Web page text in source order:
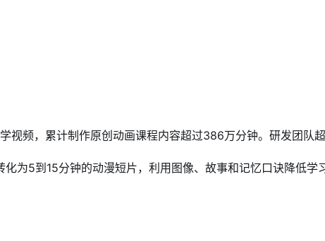
频，累计制作原创动画课程内容超过386万分钟。研发团队
为5到15分钟的动漫短片，利用图像、故事和记忆口诀降低学